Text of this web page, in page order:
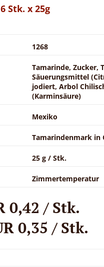
Stk. x 25g
1268
Tamarinde, Zucker,
Säuerungsmittel
jodiert, Arbol
(Karminsäure)
Mexiko
Tamarindenmark in
25 g / Stk.
Zimmertemperatur
0,42 / Stk.
0,35 / Stk.